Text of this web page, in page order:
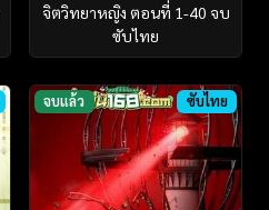
จิตวิทยาหญิง ตอนที่ 1-40 จบ
ซับไทย
จบแล้ว ซับไทย